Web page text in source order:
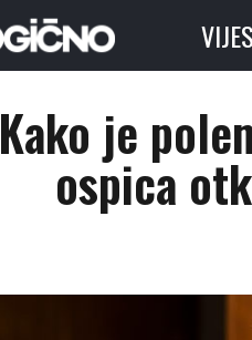
Kako je
ospica